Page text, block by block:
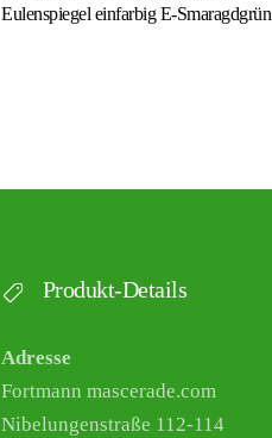
Eulenspiegel einfarbig E-Smaragdgrün
Produkt-Details
Adresse
Fortmann mascerade.com
Nibelungenstraße 112-114